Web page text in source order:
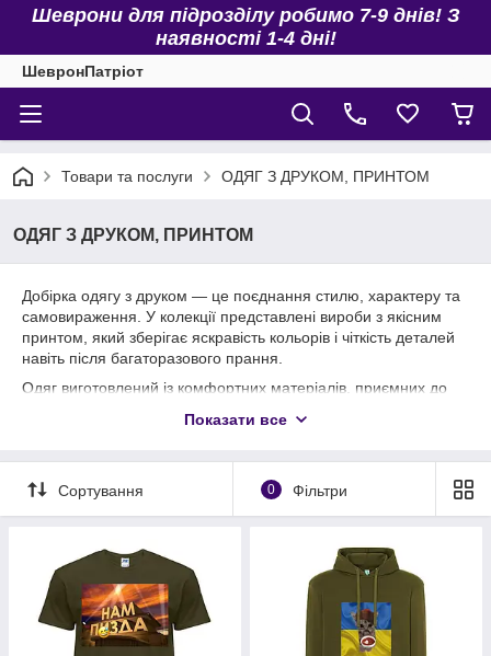
Шеврони для підрозділу робимо 7-9 днів! З
наявності 1-4 дні!
ШевронПатріот
Товари та послуги ОДЯГ З ДРУКОМ, ПРИНТОМ
ОДЯГ З ДРУКОМ, ПРИНТОМ
Добірка одягу з друком — це поєднання стилю, характеру та
самовираження. У колекції представлені вироби з якісним
принтом, який зберігає яскравість кольорів і чіткість деталей
навіть після багаторазового прання.
Одяг виготовлений із комфортних матеріалів, приємних до
та не втрачає вигляд, що робить ці речі практичними й
✅ стійкий та яскравий друк
✅ комфортні та якісні матеріали
✅ підходить для щоденного носіння
✅ чудова ідея для подарунка
Додай індивідуальності своєму образу разом із нашою
добіркою одягу з друком ✨
Показати все
Сортування 0 Фільтри